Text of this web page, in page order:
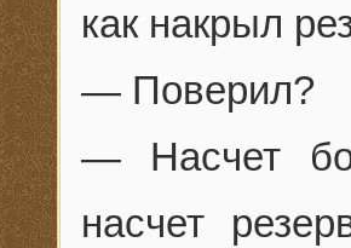
как накрыл
— Поверил?
— Насчет
насчет